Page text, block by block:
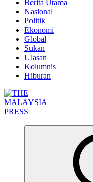
Berita Utama
Nasional
Politik
Ekonomi
Global
Sukan
Ulasan
Kolumnis
Hiburan